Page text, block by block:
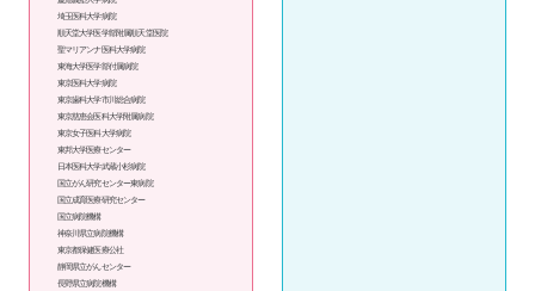
埼玉医科大学病院
順天堂大学医学部附属順天堂医院
聖マリアンナ医科大学病院
東海大学医学部付属病院
東京医科大学病院
東京歯科大学市川総合病院
東京慈恵会医科大学附属病院
東京女子医科大学病院
東邦大学医療センター
日本医科大学武蔵小杉病院
国立がん研究センター東病院
国立成育医療研究センター
国立病院機構
神奈川県立病院機構
東京都保健医療公社
静岡県立がんセンター
長野県立病院機構